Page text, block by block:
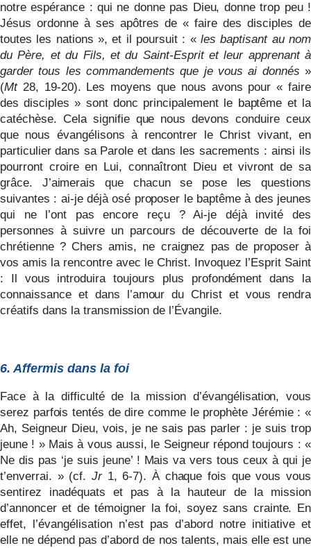
notre espérance : qui ne donne pas Dieu, donne trop peu !
Jésus ordonne à ses apôtres de « faire des disciples de
toutes les nations », et il poursuit : «les baptisant au nom
du Père, et du Fils, et du Saint-Esprit et leur apprenant à
garder tous les commandements que je vous ai donnés »
(Mt28, 19-20). Les moyens que nous avons pour « faire
des disciples » sont donc principalement le baptême et la
catéchèse. Cela signifie que nous devons conduire ceux
que nous évangélisons à rencontrer le Christ vivant, en
particulier dans sa Parole et dans les sacrements : ainsi ils
pourront croire en Lui, connaîtront Dieu et vivront de sa
grâce. J’aimerais que chacun se pose les questions
suivantes : ai-je déjà osé proposer le baptême à des jeunes
qui ne l’ont pas encore reçu ? Ai-je déjà invité des
personnes à suivre un parcours de découverte de la foi
chrétienne ? Chers amis, ne craignez pas de proposer à
vos amis la rencontre avec le Christ. Invoquez l’Esprit Saint
: Il vous introduira toujours plus profondément dans la
connaissance et dans l’amour du Christ et vous rendra
créatifs dans la transmission de l’Évangile.
6. Affermis dans la foi
Face à la difficulté de la mission d’évangélisation, vous
serez parfois tentés de dire comme le prophète Jérémie : «
Ah, Seigneur Dieu, vois, je ne sais pas parler : je suis trop
jeune ! » Mais à vous aussi, le Seigneur répond toujours : «
Ne dis pas ‘je suis jeune’ ! Mais va vers tous ceux à qui je
t’enverrai. » (cf. Jr1, 6-7). À chaque fois que vous vous
sentirez inadéquats et pas à la hauteur de la mission
d’annoncer et de témoigner la foi, soyez sans crainte. En
effet, l’évangélisation n’est pas d’abord notre initiative et
elle ne dépend pas d’abord de nos talents, mais elle est une